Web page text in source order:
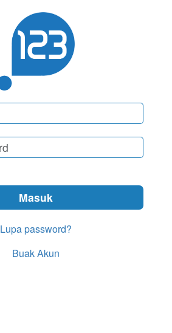
Lupa password?
Buak Akun